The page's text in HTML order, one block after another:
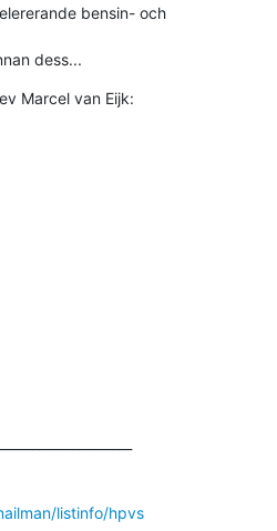
bensin- och
dess...
Marcel van Eijk:
listinfo/hpvs